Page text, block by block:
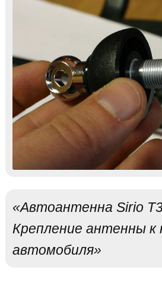
«Автоантенна Sirio
Крепление антенны к
автомобиля»